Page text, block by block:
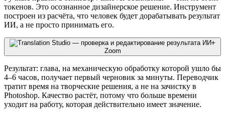
токенов. Это осознанное дизайнерское решение. Инструмент
построен из расчёта, что человек будет дорабатывать результат
ИИ, а не просто принимать его.
Zoom
Результат: глава, на механическую обработку которой ушло бы
4–6 часов, получает первый черновик за минуты. Переводчик
тратит время на творческие решения, а не на зачистку в
Photoshop. Качество растёт, потому что больше времени
уходит на работу, которая действительно имеет значение.